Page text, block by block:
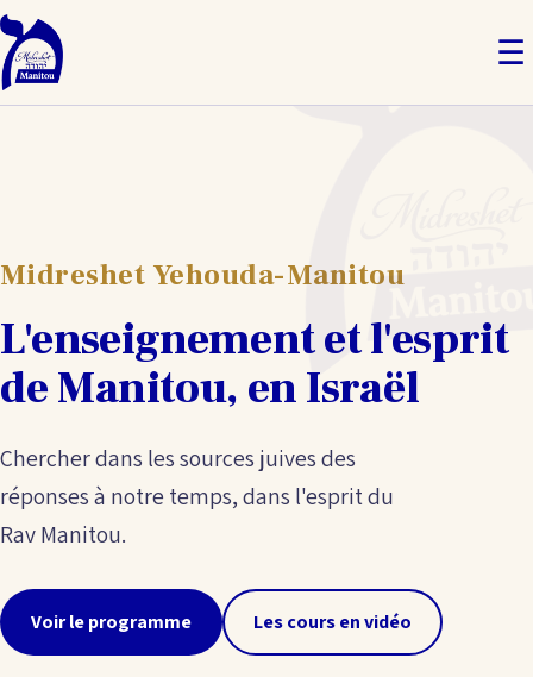
☰
Midreshet Yehouda-Manitou
L'enseignement et l'esprit
de Manitou, en Israël
Chercher dans les sources juives des
réponses à notre temps, dans l'esprit du
Rav Manitou.
Voir le programme Les cours en vidéo